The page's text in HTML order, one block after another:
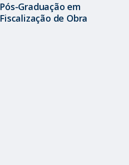
Pós-Graduação em
Fiscalização de Obra